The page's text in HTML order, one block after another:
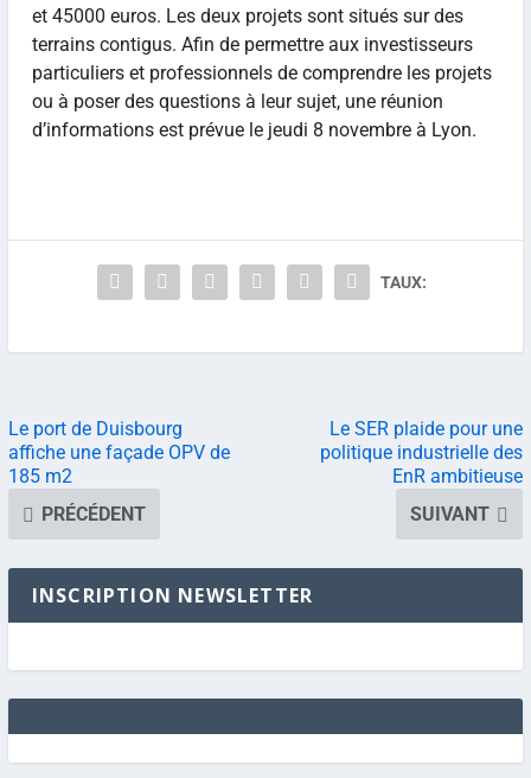
et 45000 euros. Les deux projets sont situés sur des
terrains contigus. Afin de permettre aux investisseurs
particuliers et professionnels de comprendre les projets
ou à poser des questions à leur sujet, une réunion
d’informations est prévue le jeudi 8 novembre à Lyon.
TAUX:
Le port de Duisbourg
affiche une façade OPV de
185 m2
PRÉCÉDENT
Le SER plaide pour une
politique industrielle des
EnR ambitieuse
SUIVANT
INSCRIPTION NEWSLETTER